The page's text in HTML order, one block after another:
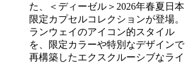
た、＜ディーゼル＞2026年春夏日本
限定カプセルコレクションが登場。
ランウェイのアイコン的スタイル
を、限定カラーや特別なデザインで
再構築したエクスクルーシブなライ